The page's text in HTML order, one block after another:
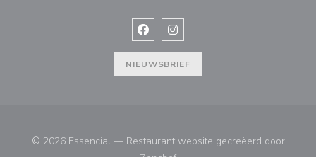
Facebook ((opent in een nieuw
Instagram ((opent in een
NIEUWSBRIEF
© 2026 Essencial — Restaurant website gecreëerd door